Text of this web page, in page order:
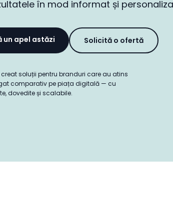
în mod informat și
un apel astăzi Solicită o ofertă
soluții pentru branduri care au atins
comparativ pe piața digitală — cu
dovedite și scalabile.